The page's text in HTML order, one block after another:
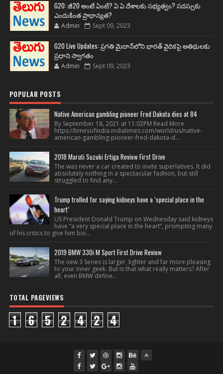
G20: జీ20 అంటే ఏంటి? ఏ ఏ దేశాలకు సభ్యత్వం? సదస్సుకు
ఎందుకింత ప్రాధాన్యత?
Admin Sept 09, 2023
G20 Live Updates: ప్రగతి మైదాన్‌లోని భారత్ వైదికపై అతిథులకు
ప్రధాని స్వాగతం
Admin Sept 09, 2023
POPULAR POSTS
Native American gambling pioneer Fred Dakota dies at 84
By September 18, 2021 at 11:02PM Read More
https://timesofindia.indiatimes.com/world/us/native-
american-gambling-pioneer-fred-dakota-d...
2018 Maruti Suzuki Ertiga Review First Drive
The was never a car created to invite superlatives. It did
absolutely nothing in a spectacular fashion, but still
struggled to find any...
Trump trolled for saying kidneys have a ‘special place in the
heart’
US President Donald Trump on Wednesday said kidneys
have “a very special place in the heart”, prompting many
of his critics to give him bio...
2019 BMW 330i M Sport First Drive Review
The new 3 Series is larger, lighter and far more pleasing
to your inner geek. But is that what really matters? After
all, even BMW define...
TOTAL PAGEVIEWS
1 6 5 2 4 2 4